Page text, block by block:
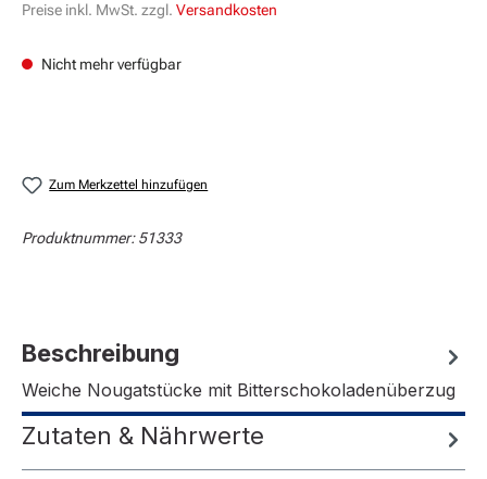
Preise inkl. MwSt. zzgl. Versandkosten
Nicht mehr verfügbar
Zum Merkzettel hinzufügen
Produktnummer:51333
Beschreibung
Weiche Nougatstücke mit Bitterschokoladenüberzug
Zutaten & Nährwerte